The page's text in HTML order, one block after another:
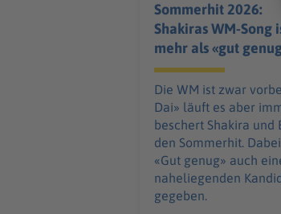
Sommerhit 2026:
Shakiras WM-Song
mehr als «gut
Die WM ist zwar
Dai» läuft es aber
beschert Shakira und
den Sommerhit.
«Gut genug» auch
naheliegenden
gegeben.